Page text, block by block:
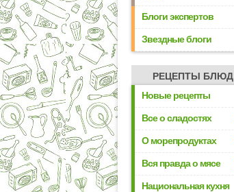
Блоги экспертов
Звездные блоги
РЕЦЕПТЫ БЛЮД
Новые рецепты
Все о сладостях
О морепродуктах
Вся правда о мясе
Национальная кухня